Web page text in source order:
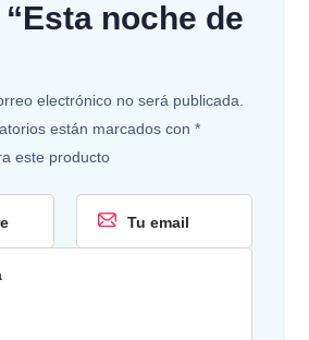
noche de
electrónico no será publicada.
están marcados con*
este producto